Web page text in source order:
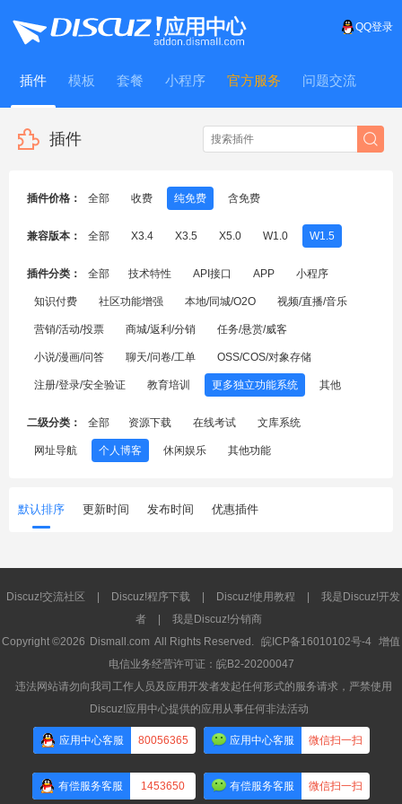
QQ登录
插件 模板 套餐 小程序 官方服务 问题交流
WitFrame
插件
插件价格： 全部 收费 纯免费 含免费
兼容版本： 全部 X3.4 X3.5 X5.0 W1.0 W1.5
插件分类： 全部 技术特性 API接口 APP 小程序
知识付费 社区功能增强 本地/同城/O2O 视频/直播/音乐
营销/活动/投票 商城/返利/分销 任务/悬赏/威客
小说/漫画/问答 聊天/问卷/工单 OSS/COS/对象存储
注册/登录/安全验证 教育培训 更多独立功能系统 其他
二级分类： 全部 资源下载 在线考试 文库系统
网址导航 个人博客 休闲娱乐 其他功能
默认排序 更新时间 发布时间 优惠插件
Discuz!交流社区 Discuz!程序下载 Discuz!使用教程
我是Discuz!开发
者
我是Discuz!分销商
Copyright ©2026 Dismall.com All Rights Reserved. 皖ICP备16010102号-4 增值
电信业务经营许可证：皖B2-20200047
违法网站请勿向我司工作人员及应用开发者发起任何形式的服务请求，严禁使用
Discuz!应用中心提供的应用从事任何非法活动
应用中心客服 80056365 应用中心客服 微信扫一扫
有偿服务客服 1453650 有偿服务客服 微信扫一扫